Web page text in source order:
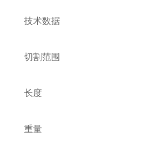
技术数据
切割范围
长度
重量